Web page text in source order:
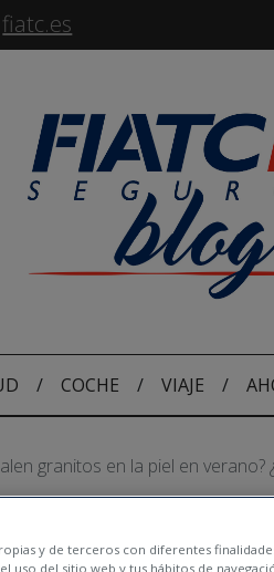
fiatc.es
/ COCHE / VIAJE /
granitos en la piel en verano?
y de terceros con diferentes
uso del sitio web y tus hábitos de